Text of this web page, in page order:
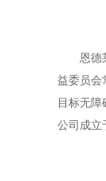
恩德
益委员会
目标无
公司成立